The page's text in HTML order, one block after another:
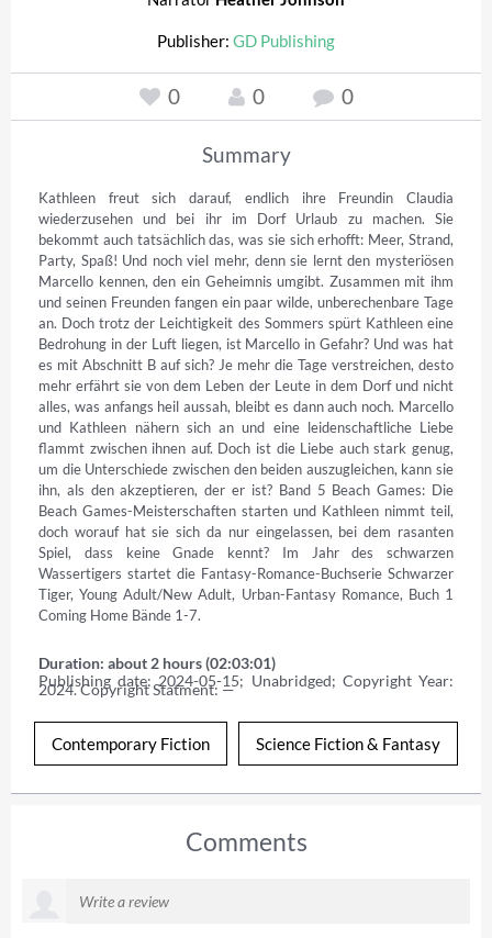
Publisher: GD Publishing
0 0 0
Summary
Kathleen freut sich darauf, endlich ihre Freundin Claudia
wiederzusehen und bei ihr im Dorf Urlaub zu machen. Sie
bekommt auch tatsächlich das, was sie sich erhofft: Meer, Strand,
Party, Spaß! Und noch viel mehr, denn sie lernt den mysteriösen
Marcello kennen, den ein Geheimnis umgibt. Zusammen mit ihm
und seinen Freunden fangen ein paar wilde, unberechenbare Tage
an. Doch trotz der Leichtigkeit des Sommers spürt Kathleen eine
Bedrohung in der Luft liegen, ist Marcello in Gefahr? Und was hat
es mit Abschnitt B auf sich? Je mehr die Tage verstreichen, desto
mehr erfährt sie von dem Leben der Leute in dem Dorf und nicht
alles, was anfangs heil aussah, bleibt es dann auch noch. Marcello
und Kathleen nähern sich an und eine leidenschaftliche Liebe
flammt zwischen ihnen auf. Doch ist die Liebe auch stark genug,
um die Unterschiede zwischen den beiden auszugleichen, kann sie
ihn, als den akzeptieren, der er ist? Band 5 Beach Games: Die
Beach Games-Meisterschaften starten und Kathleen nimmt teil,
doch worauf hat sie sich da nur eingelassen, bei dem rasanten
Spiel, dass keine Gnade kennt? Im Jahr des schwarzen
Wassertigers startet die Fantasy-Romance-Buchserie Schwarzer
Tiger, Young Adult/New Adult, Urban-Fantasy Romance, Buch 1
Coming Home Bände 1-7.
Duration: about 2 hours (02:03:01)
Publishing date: 2024-05-15; Unabridged; Copyright Year:
2024. Copyright Statment: —
Contemporary Fiction Science Fiction & Fantasy
Comments